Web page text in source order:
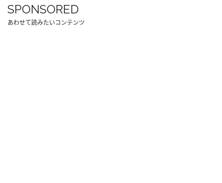
SPONSORED
あわせて読みたいコンテンツ